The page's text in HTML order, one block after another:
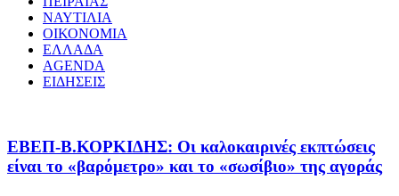
ΝΑΥΤΙΛΙΑ
ΟΙΚΟΝΟΜΙΑ
ΕΛΛΑΔΑ
AGENDA
ΕΙΔΗΣΕΙΣ
EΒΕΠ-Β.ΚΟΡΚΙΔΗΣ: Οι καλοκαιρινές εκπτώσεις
είναι το «βαρόμετρο» και το «σωσίβιο» της αγοράς